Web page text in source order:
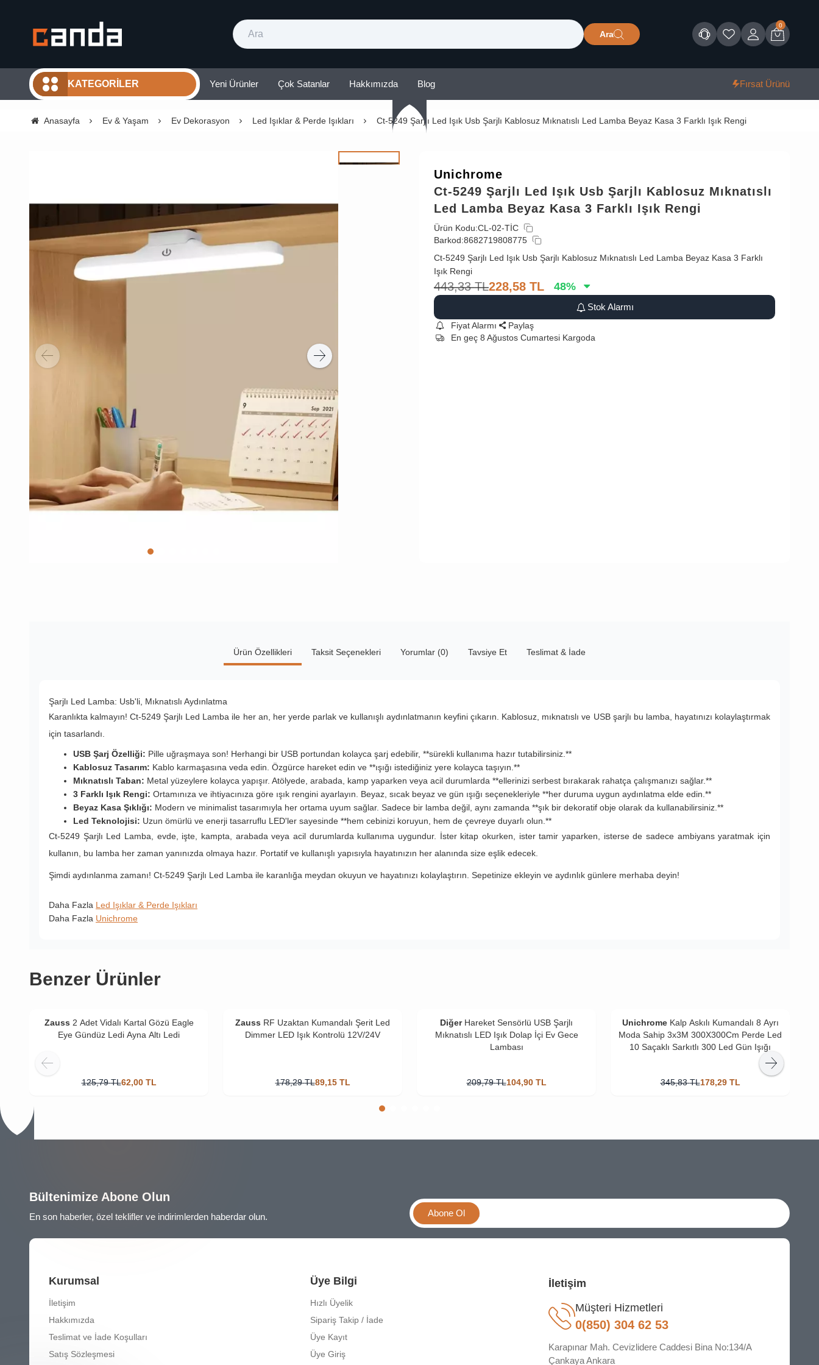
Ara
Müşteri Hizmetleri
Favorilerim
Giriş Sepet
0
KATEGORILER Yeni Ürünler Çok Satanlar Hakkımızda Blog Fırsat Ürünü
Anasayfa Ev & Yaşam Ev Dekorasyon Led Işıklar & Perde Işıkları Ct-5249 Şarjlı Led Işık Usb Şarjlı Kablosuz Mıknatıslı Led Lamba Beyaz Kasa 3 Farklı Işık Rengi
Unichrome
Ct-5249 Şarjlı Led Işık Usb Şarjlı Kablosuz Mıknatıslı
Led Lamba Beyaz Kasa 3 Farklı Işık Rengi
Ürün Kodu:CL-02-TİC
Barkod:8682719808775
Ct-5249 Şarjlı Led Işık Usb Şarjlı Kablosuz Mıknatıslı Led Lamba Beyaz Kasa 3 Farklı
Işık Rengi
443,33 TL228,58 TL 48%
Stok Alarmı
Fiyat Alarmı
Paylaş
En geç 8 Ağustos Cumartesi Kargoda
Ürün Özellikleri Taksit Seçenekleri Yorumlar (0) Tavsiye Et Teslimat & İade
Şarjlı Led Lamba: Usb'li, Mıknatıslı Aydınlatma
Karanlıkta kalmayın! Ct-5249 Şarjlı Led Lamba ile her an, her yerde parlak ve kullanışlı aydınlatmanın keyfini çıkarın. Kablosuz, mıknatıslı ve USB şarjlı bu lamba, hayatınızı kolaylaştırmak
için tasarlandı.
USB Şarj Özelliği: Pille uğraşmaya son! Herhangi bir USB portundan kolayca şarj edebilir, **sürekli kullanıma hazır tutabilirsiniz.**
Kablosuz Tasarım: Kablo karmaşasına veda edin. Özgürce hareket edin ve **ışığı istediğiniz yere kolayca taşıyın.**
Mıknatıslı Taban: Metal yüzeylere kolayca yapışır. Atölyede, arabada, kamp yaparken veya acil durumlarda **ellerinizi serbest bırakarak rahatça çalışmanızı sağlar.**
3 Farklı Işık Rengi: Ortamınıza ve ihtiyacınıza göre ışık rengini ayarlayın. Beyaz, sıcak beyaz ve gün ışığı seçenekleriyle **her duruma uygun aydınlatma elde edin.**
Beyaz Kasa Şıklığı: Modern ve minimalist tasarımıyla her ortama uyum sağlar. Sadece bir lamba değil, aynı zamanda **şık bir dekoratif obje olarak da kullanabilirsiniz.**
Led Teknolojisi: Uzun ömürlü ve enerji tasarruflu LED'ler sayesinde **hem cebinizi koruyun, hem de çevreye duyarlı olun.**
Ct-5249 Şarjlı Led Lamba, evde, işte, kampta, arabada veya acil durumlarda kullanıma uygundur. İster kitap okurken, ister tamir yaparken, isterse de sadece ambiyans yaratmak için
kullanın, bu lamba her zaman yanınızda olmaya hazır. Portatif ve kullanışlı yapısıyla hayatınızın her alanında size eşlik edecek.
Şimdi aydınlanma zamanı! Ct-5249 Şarjlı Led Lamba ile karanlığa meydan okuyun ve hayatınızı kolaylaştırın. Sepetinize ekleyin ve aydınlık günlere merhaba deyin!
Daha Fazla Led Işıklar & Perde Işıkları
Daha Fazla Unichrome
Benzer Ürünler
Zauss 2 Adet Vidalı Kartal Gözü Eagle
Eye Gündüz Ledi Ayna Altı Ledi
125,79 TL62,00 TL
Zauss RF Uzaktan Kumandalı Şerit Led
Dimmer LED Işık Kontrolü 12V/24V
178,29 TL89,15 TL
Diğer Hareket Sensörlü USB Şarjlı
Mıknatıslı LED Işık Dolap İçi Ev Gece
Lambası
209,79 TL104,90 TL
Unichrome Kalp Askılı Kumandalı 8 Ayrı
Moda Sahip 3x3M 300X300Cm Perde Led
10 Saçaklı Sarkıtlı 300 Led Gün Işığı
345,83 TL178,29 TL
Bültenimize Abone Olun
En son haberler, özel teklifler ve indirimlerden haberdar olun. Abone Ol
Kurumsal
İletişim
Hakkımızda
Teslimat ve İade Koşulları
Satış Sözleşmesi
Üye Bilgi
Hızlı Üyelik
Sipariş Takip / İade
Üye Kayıt
Üye Giriş
İletişim
Müşteri Hizmetleri
0(850) 304 62 53
Karapınar Mah. Cevizlidere Caddesi Bina No:134/A
Çankaya Ankara